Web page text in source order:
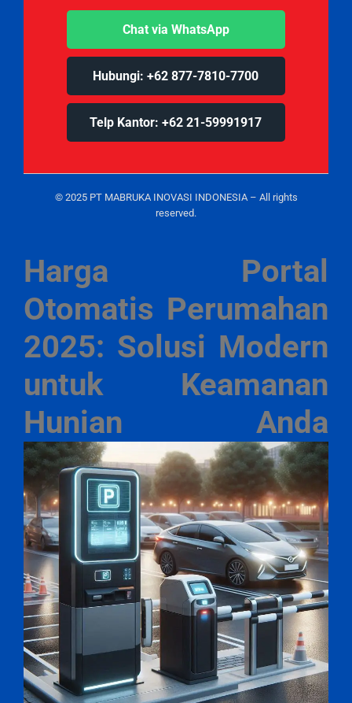
Chat via WhatsApp
Hubungi: +62 877-7810-7700
Telp Kantor: +62 21-59991917
© 2025 PT MABRUKA INOVASI INDONESIA – All rights
reserved.
Harga Portal
Otomatis Perumahan
2025: Solusi Modern
untuk Keamanan
Hunian Anda